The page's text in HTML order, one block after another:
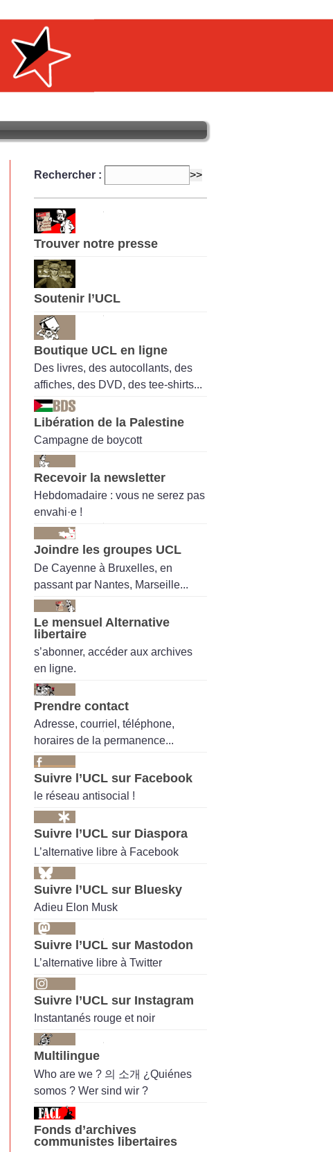
Rechercher :
Trouver notre presse
Soutenir l’UCL
Boutique UCL en ligne
Des livres, des autocollants, des
affiches, des DVD, des tee-shirts...
Libération de la Palestine
Campagne de boycott
Recevoir la newsletter
Hebdomadaire : vous ne serez pas
envahi·e !
Joindre les groupes UCL
De Cayenne à Bruxelles, en
passant par Nantes, Marseille...
Le mensuel Alternative
libertaire
s’abonner, accéder aux archives
en ligne.
Prendre contact
Adresse, courriel, téléphone,
horaires de la permanence...
Suivre l’UCL sur Facebook
le réseau antisocial !
Suivre l’UCL sur Diaspora
L’alternative libre à Facebook
Suivre l’UCL sur Bluesky
Adieu Elon Musk
Suivre l’UCL sur Mastodon
L’alternative libre à Twitter
Suivre l’UCL sur Instagram
Instantanés rouge et noir
Multilingue
Who are we ? 의 소개 ¿Quiénes
somos ? Wer sind wir ?
Fonds d’archives
communistes libertaires